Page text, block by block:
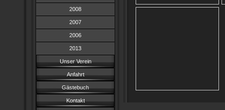
2008
2007
2006
2013
Unser Verein
Anfahrt
Gästebuch
Kontakt